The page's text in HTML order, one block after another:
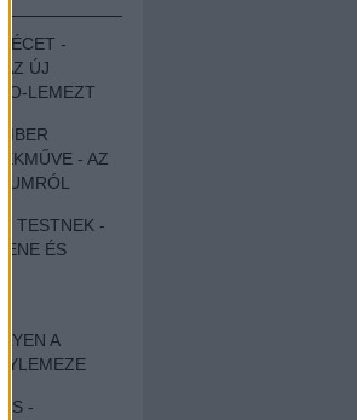
-
ÚJ
LEMEZT
- AZ
TESTNEK -
ÉS
A
-